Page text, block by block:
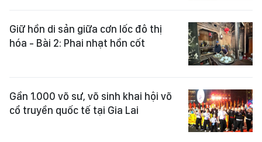
Giữ hồn di sản giữa cơn lốc đô thị
hóa - Bài 2: Phai nhạt hồn cốt
Gần 1.000 võ sư, võ sinh khai hội võ
cổ truyền quốc tế tại Gia Lai